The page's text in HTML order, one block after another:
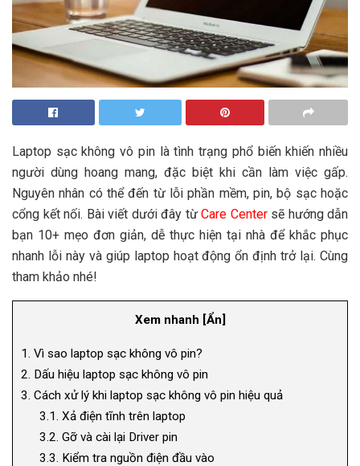
Laptop sạc không vô pin là tình trạng phổ biến khiến nhiều
người dùng hoang mang, đặc biệt khi cần làm việc gấp.
Nguyên nhân có thể đến từ lỗi phần mềm, pin, bộ sạc hoặc
cổng kết nối. Bài viết dưới đây từ Care Centersẽ hướng dẫn
bạn 10+ mẹo đơn giản, dễ thực hiện tại nhà để khắc phục
nhanh lỗi này và giúp laptop hoạt động ổn định trở lại. Cùng
tham khảo nhé!
Xem nhanh Ẩn
1. Vì sao laptop sạc không vô pin?
2. Dấu hiệu laptop sạc không vô pin
3. Cách xử lý khi laptop sạc không vô pin hiệu quả
3.1. Xả điện tĩnh trên laptop
3.2. Gỡ và cài lại Driver pin
3.3. Kiểm tra nguồn điện đầu vào